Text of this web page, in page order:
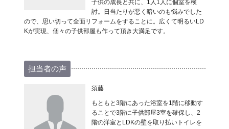
子供の成長と共に、1人1人に個室を検
討。日当たりが悪く暗いのも悩みでした
ので、思い切って全面リフォームをすることに。広くて明るいLD
Kが実現、個々の子供部屋も作って頂き大満足です。
担当者の声
須藤
もともと3階にあった浴室を1階に移動す
ることで3階に子供部屋3室を確保し、2
階の洋室とLDKの壁を取り払いトイレを